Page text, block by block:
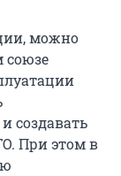
можно
союзе
создавать
При этом в